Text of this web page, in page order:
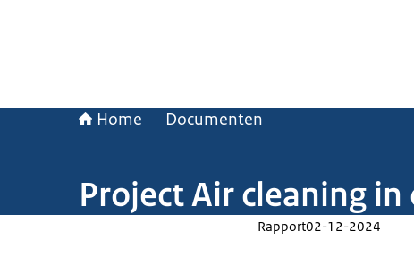
Home Documenten
Project Air cleaning in
Rapport02-12-2024